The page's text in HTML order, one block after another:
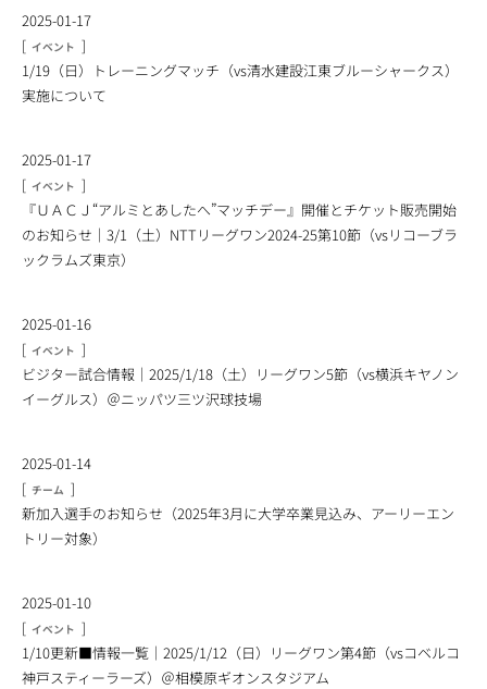
2025-01-17
[ イベント ]
1/19（日）トレーニングマッチ（vs清水建設江東ブルーシャークス）
実施について
2025-01-17
[ イベント ]
『ＵＡＣＪ“アルミとあしたへ”マッチデー』開催とチケット販売開始
のお知らせ｜3/1（土）NTTリーグワン2024-25第10節（vsリコーブラ
ックラムズ東京）
2025-01-16
[ イベント ]
ビジター試合情報｜2025/1/18（土）リーグワン5節（vs横浜キヤノン
イーグルス）＠ニッパツ三ツ沢球技場
2025-01-14
[ チーム ]
新加入選手のお知らせ（2025年3月に大学卒業見込み、アーリーエン
トリー対象）
2025-01-10
[ イベント ]
1/10更新■情報一覧｜2025/1/12（日）リーグワン第4節（vsコベルコ
神戸スティーラーズ）＠相模原ギオンスタジアム